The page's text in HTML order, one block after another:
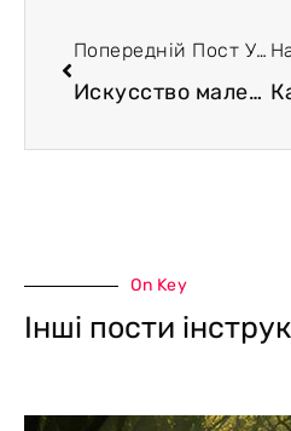
Попередній Пост У Блозі
Искусство маленьких свершений
On Key
Інші пости